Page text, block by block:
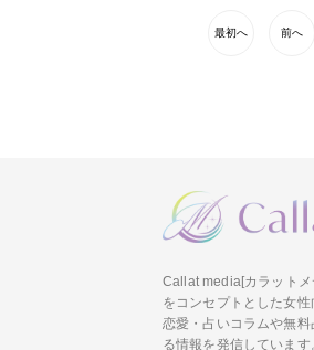
最初へ 前へ
Callat media[カラットメ
をコンセプトとした女性
恋愛・占いコラムや無
る情報を発信しています